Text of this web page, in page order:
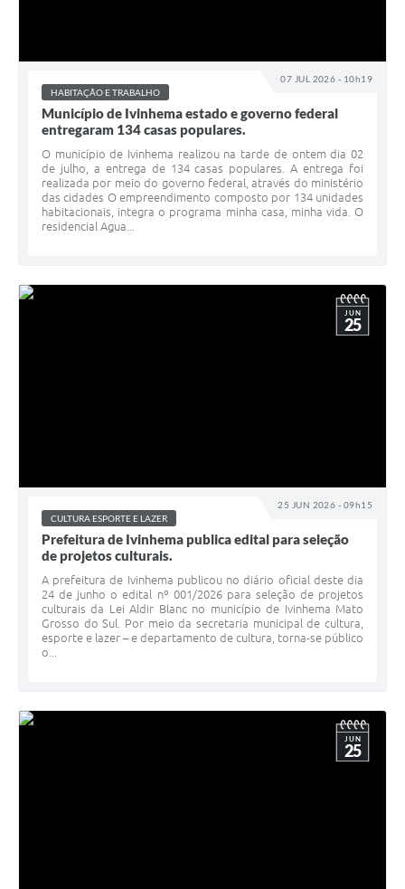
07 JUL 2026 - 10h19
HABITAÇÃO E TRABALHO
Município de Ivinhema estado e governo federal
entregaram 134 casas populares.
O município de Ivinhema realizou na tarde de ontem dia 02
de julho, a entrega de 134 casas populares. A entrega foi
realizada por meio do governo federal, através do ministério
das cidades O empreendimento composto por 134 unidades
habitacionais, integra o programa minha casa, minha vida. O
residencial Agua...
25 JUN 2026 - 09h15
JUN
25
CULTURA ESPORTE E LAZER
Prefeitura de Ivinhema publica edital para seleção
de projetos culturais.
A prefeitura de Ivinhema publicou no diário oficial deste dia
24 de junho o edital nº 001/2026 para seleção de projetos
culturais da Lei Aldir Blanc no município de Ivinhema Mato
Grosso do Sul. Por meio da secretaria municipal de cultura,
esporte e lazer – e departamento de cultura, torna-se público
o...
JUN
25